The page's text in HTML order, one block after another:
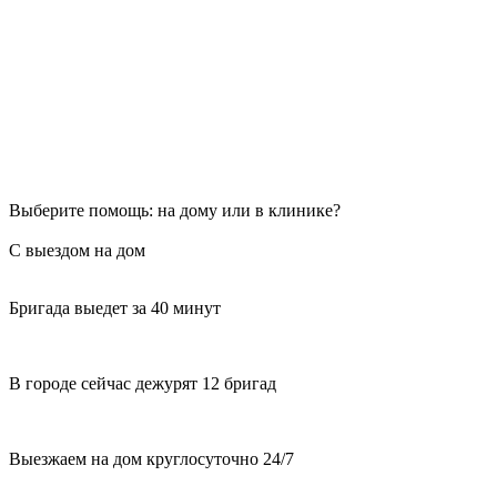
Выберите помощь: на дому или в клинике?
С выездом на дом
Бригада выедет за 40 минут
В городе сейчас дежурят 12 бригад
Выезжаем на дом круглосуточно 24/7